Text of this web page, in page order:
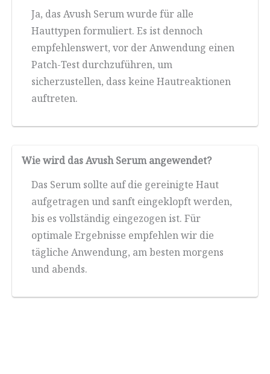
Ja, das Avush Serum wurde für alle
Hauttypen formuliert. Es ist dennoch
empfehlenswert, vor der Anwendung einen
Patch-Test durchzuführen, um
sicherzustellen, dass keine Hautreaktionen
auftreten.
Wie wird das Avush Serum angewendet?
Das Serum sollte auf die gereinigte Haut
aufgetragen und sanft eingeklopft werden,
bis es vollständig eingezogen ist. Für
optimale Ergebnisse empfehlen wir die
tägliche Anwendung, am besten morgens
und abends.